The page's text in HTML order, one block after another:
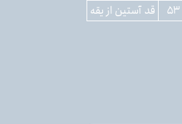
۵۳ قد آستین از یقه